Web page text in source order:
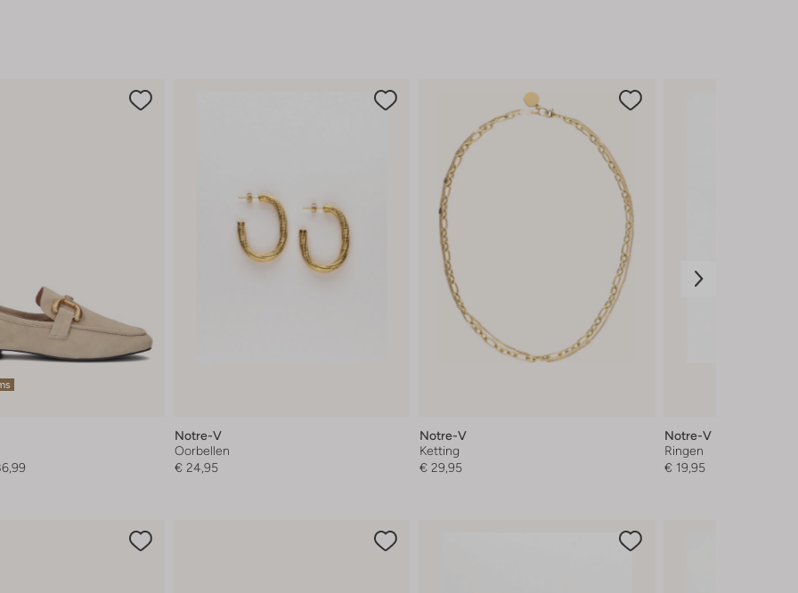
Notre-V
Oorbellen
€ 24,95
Notre-V
Ketting
€ 29,95
Notre-V
Ringen
€ 19,95